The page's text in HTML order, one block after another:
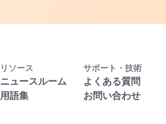
リソース
ニュースルーム
用語集
サポート・技術
よくある質問
お問い合わせ